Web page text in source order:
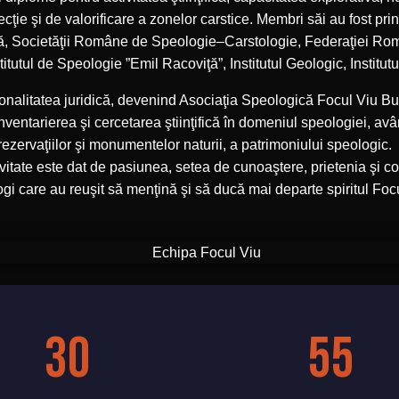
şi de valorificare a zonelor carstice. Membri săi au fost
Societăţii Române de Speologie–Carstologie, Federaţiei
de Speologie ”Emil Racoviţă”, Institutul Geologic,
juridică, devenind Asociaţia Speologică Focul Viu
şi cercetarea ştiinţifică în domeniul speologiei,
şi monumentelor naturii, a patrimoniului speologic.
este dat de pasiunea, setea de cunoaştere, prietenia şi
care au reuşit să menţină şi să ducă mai departe spiritul
30 55